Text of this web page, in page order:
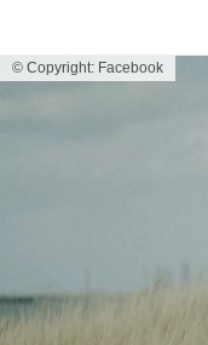
© Copyright: Facebook